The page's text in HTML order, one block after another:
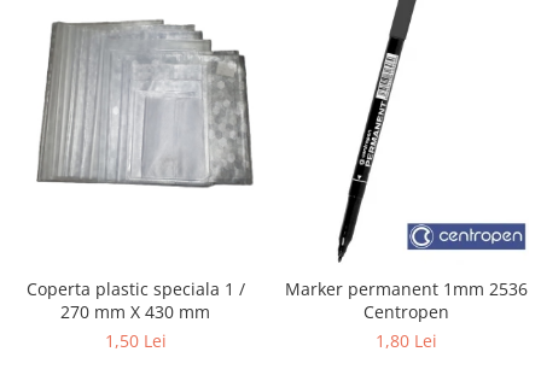
Coperta plastic speciala 1 /
270 mm X 430 mm
1,50 Lei
Marker permanent 1mm 2536
Centropen
1,80 Lei